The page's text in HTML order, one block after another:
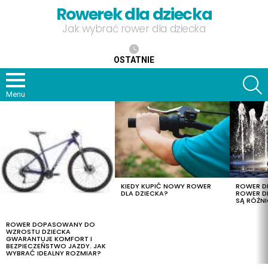
Rowerek dla dziecka
Jak wybrać rower dla dziecka
OSTATNIE
Menu
ROWER DOPASOWANY DO
WZROSTU DZIECKA
GWARANTUJE KOMFORT I
BEZPIECZEŃSTWO JAZDY. JAK
WYBRAĆ IDEALNY ROZMIAR?
KIEDY KUPIĆ NOWY ROWER
DLA DZIECKA?
ROWER
ROWER
SĄ